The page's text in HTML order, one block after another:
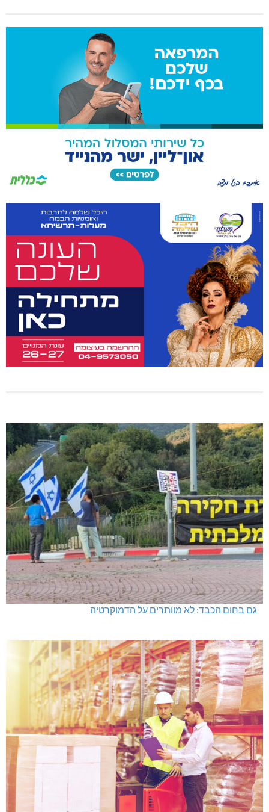
גם בחום הכבד: לא מוותרים על הדמוקרטיה